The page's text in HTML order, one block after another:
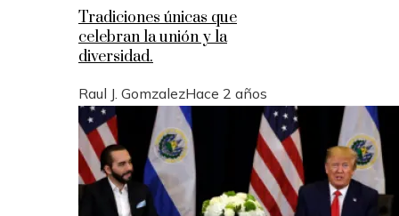
Tradiciones únicas que
celebran la unión y la
diversidad.
Raul J. GomzalezHace 2 años